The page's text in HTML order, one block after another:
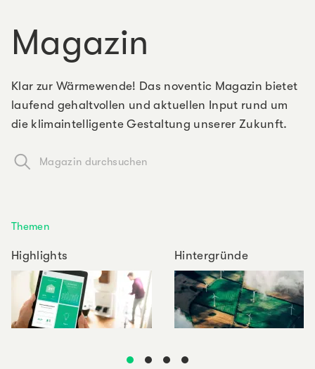
Magazin
Klar zur Wärmewende! Das noventic Magazin bietet
laufend gehaltvollen und aktuellen Input rund um
die klimaintelligente Gestaltung unserer Zukunft.
Magazin durchsuchen
Themen
Highlights Hintergründe